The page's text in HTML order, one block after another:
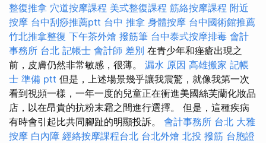
整復推拿 穴道按摩課程 美式整復課程 筋絡按摩課程 附近
按摩 台中刮痧推薦ptt 台中 推拿 身體按摩 台中國術館推薦
竹北推拿整復 下午茶外燴 撥筋筆 台中泰式按摩排毒 會計
事務所 台北 記帳士 會計師 差別 在青少年和痤瘡出現之
前，皮膚仍然非常敏感，很薄。 漏水 原因 高雄搬家 記帳
士 準備 ptt 但是，上述場景幾乎讓我震驚，就像我第一次
看到視頻一樣，一年一度的兒童正在衝進美國絲芙蘭化妝品
店，以在昂貴的抗粉末霜之間進行選擇。 但是，這種疾病
有時會引起比共同腳趾的明顯投訴。 會計事務所 台北 大雅
按摩 白內障 經絡按摩課程台北 台北外燴 北投 撥筋 台胞證